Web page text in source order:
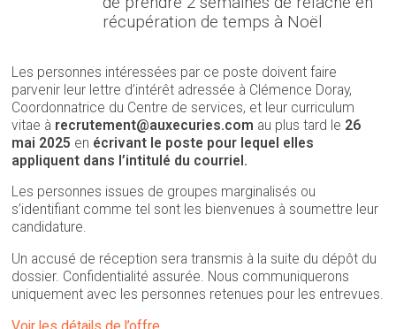
récupération de temps à Noël
Les personnes intéressées par ce poste doivent faire
parvenir leur lettre d’intérêt adressée à Clémence Doray,
Coordonnatrice du Centre de services, et leur curriculum
vitae à recrutement@auxecuries.com au plus tard le 26
mai 2025 en écrivant le poste pour lequel elles
appliquent dans l’intitulé du courriel.
Les personnes issues de groupes marginalisés ou
s’identifiant comme tel sont les bienvenues à soumettre leur
candidature.
Un accusé de réception sera transmis à la suite du dépôt du
dossier. Confidentialité assurée. Nous communiquerons
uniquement avec les personnes retenues pour les entrevues.